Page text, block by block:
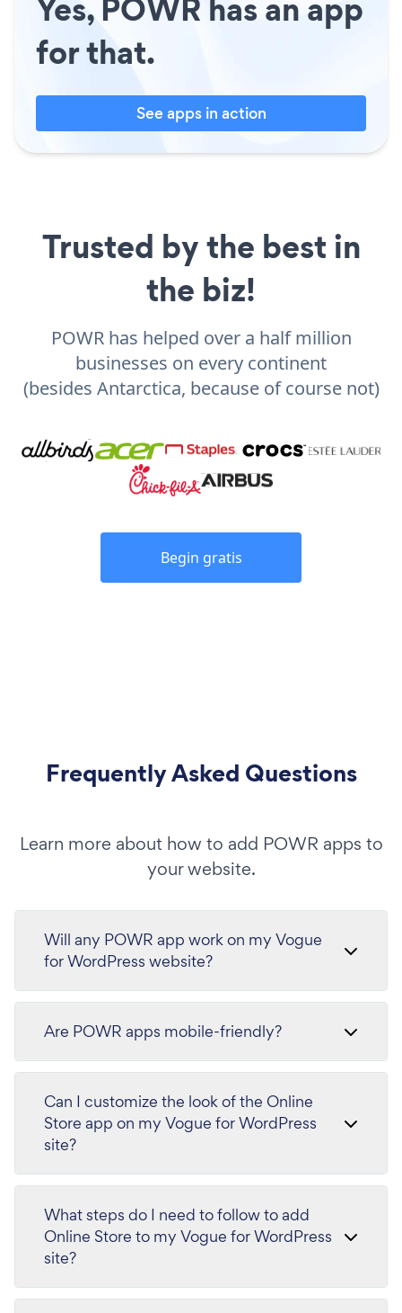
for that.
See apps in action
Trusted by the best in
the biz!
POWR has helped over a half million
businesses on every continent
(besides Antarctica, because of course not)
Begin gratis
Frequently Asked Questions
Learn more about how to add POWR apps to
your website.
Will any POWR app work on my Vogue
for WordPress website?
Are POWR apps mobile-friendly?
Can I customize the look of the Online
Store app on my Vogue for WordPress
site?
What steps do I need to follow to add
Online Store to my Vogue for WordPress
site?